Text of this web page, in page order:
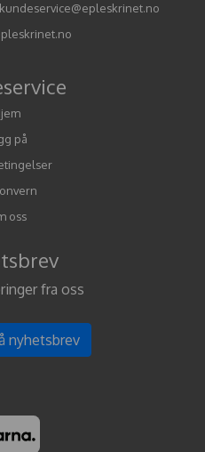
på
oss
fra oss
nyhetsbrev